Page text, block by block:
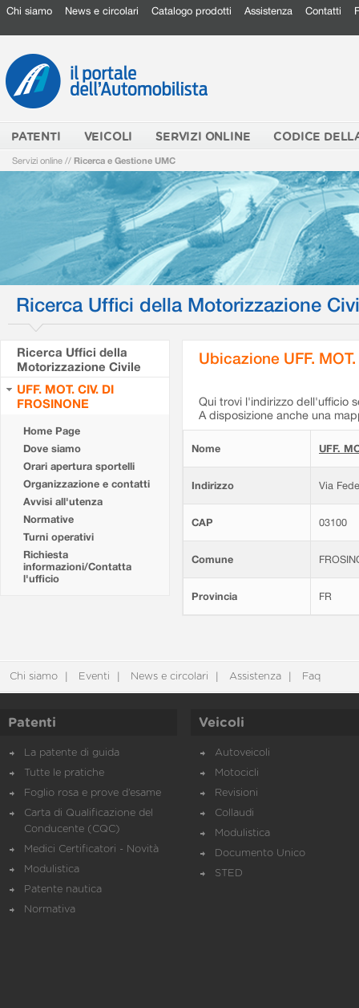
Chi siamo News e circolari Catalogo prodotti Assistenza Contatti
PATENTI VEICOLI SERVIZI ONLINE CODICE
Servizi online // Ricerca e Gestione UMC
Ricerca Uffici della Motorizzazione
Ricerca Uffici della
Motorizzazione Civile
UFF. MOT. CIV. DI
FROSINONE
Home Page
Dove siamo
Orari apertura sportelli
Organizzazione e contatti
Avvisi all'utenza
Normative
Turni operativi
Richiesta
informazioni/Contatta
l'ufficio
Ubicazione UFF.
Qui trovi l'indirizzo dell'ufficio
A disposizione anche una
Nome UFF.
Indirizzo Via
CAP 03100
Comune
Provincia FR
Chi siamo Eventi News e circolari Assistenza Faq
Patenti
La patente di guida
Tutte le pratiche
Foglio rosa e prove d’esame
Carta di Qualificazione del
Conducente (CQC)
Medici Certificatori - Novità
Modulistica
Patente nautica
Normativa
Veicoli
Autoveicoli
Motocicli
Revisioni
Collaudi
Modulistica
Documento Unico
STED